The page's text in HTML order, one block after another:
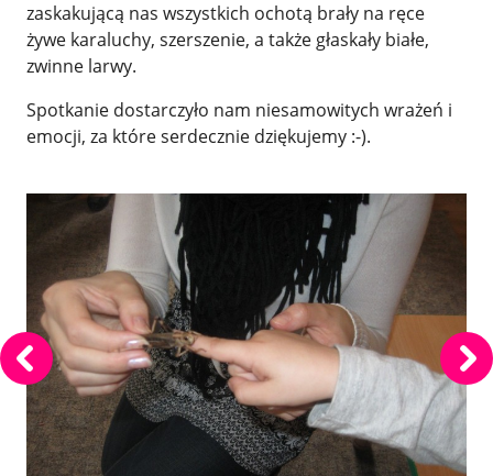
zaskakującą nas wszystkich ochotą brały na ręce
żywe karaluchy, szerszenie, a także głaskały białe,
zwinne larwy.
Spotkanie dostarczyło nam niesamowitych wrażeń i
emocji, za które serdecznie dziękujemy :-).